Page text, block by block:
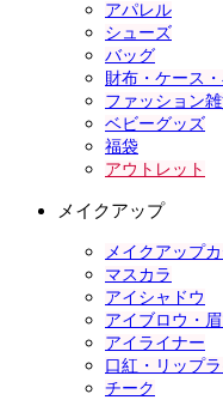
アパレル
シューズ
バッグ
財布・ケース
ファッション
ベビーグッズ
福袋
アウトレット
メイクアップ
メイクアップ
マスカラ
アイシャドウ
アイブロウ・
アイライナー
口紅・リップ
チーク